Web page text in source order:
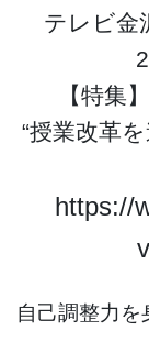
テレビ金
【特集
“授業改革
https://
自己調整力を